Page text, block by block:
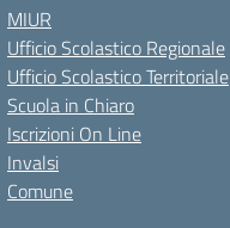
MIUR
Ufficio Scolastico Regionale
Ufficio Scolastico Territoriale
Scuola in Chiaro
Iscrizioni On Line
Invalsi
Comune